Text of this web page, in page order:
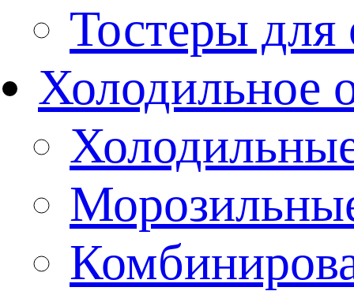
Тостеры
Холодильное